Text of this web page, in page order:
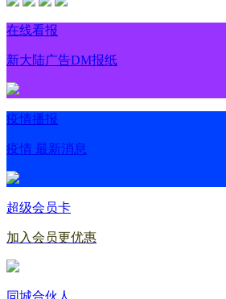
在线看报
新大陆广告DM报纸
疫情播报
疫情 最新消息
超级会员卡
加入会员更优惠
同城合伙人